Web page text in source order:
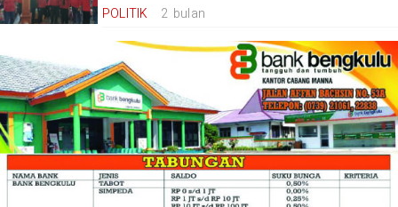
POLITIK 2 bulan